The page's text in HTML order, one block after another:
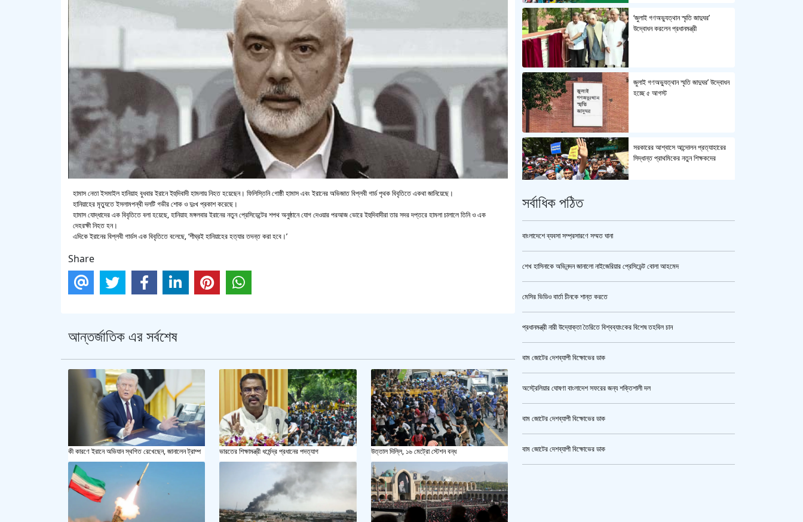
হামাস নেতা ইসমাইল হানিয়াহ বুধবার ইরানে ইহুদিবাদী হামলায় নিহত হয়েছেন। ফিলিস্তিনি গোষ্ঠী হামাস এবং ইরানের অভিজাত বিপ্লবী গার্ড পৃথক বিবৃতিতে একথা জানিয়েছে।
হানিয়াহের মৃত্যুতে ইসলামপন্থী দলটি গভীর শোক ও দুঃখ প্রকাশ করেছে।
হামাস যোদ্ধাদের এক বিবৃতিতে বলা হয়েছে, হানিয়াহ মঙ্গলবার ইরানের নতুন প্রেসিডেন্টের শপথ অনুষ্ঠানে যোগ দেওয়ার পরআজ ভোরে ইহুদিবাদীরা তার সদর দপ্তরে হামলা চালালে তিনি ও এক
দেহরক্ষী নিহত হন।
এদিকে ইরানের বিপ্লবী গার্ডস এক বিবৃতিতে বলেছে, ‘শীঘ্রই হানিয়াহের হত্যার তদন্ত করা হবে।’
Share
আন্তর্জাতিক এর সর্বশেষ
কী কারণে ইরানে অভিযান স্থগিত রেখেছেন, জানালেন ট্রাম্প ভারতের শিক্ষামন্ত্রী ধর্মেন্দ্র প্রধানের পদত্যাগ উত্তাল দিল্লি, ১৬ মেট্রো স্টেশন বন্ধ
‘জুলাই গণঅভ্যুত্থান স্মৃতি জাদুঘর’
উদ্বোধন করলেন প্রধানমন্ত্রী
জুলাই গণঅভ্যুত্থান স্মৃতি জাদুঘর’ উদ্বোধন
হচ্ছে ৫ আগস্ট
সরকারের আশ্বাসে আন্দোলন প্রত্যাহারের
সিদ্ধান্ত প্রাথমিকের নতুন শিক্ষকদের
লাঠিয়াল বাহিনী নয় : স্বরাষ্ট্রমন্ত্রী
ক্যামেরার টান আজও অটুট, মঞ্চ-সিনেমা
এসএসসি ও সমমানের পরীক্ষার ফলাফল ১০
সর্বাধিক পঠিত
বাংলাদেশে ব্যবসা সম্প্রসারণে সম্মত ঘানা
শেখ হাসিনাকে অভিনন্দন জানালো নাইজেরিয়ার প্রেসিডেন্ট বোলা আহমেদ
মেসির ভিডিও বার্তা চীনকে শান্ত করতে
প্রধানমন্ত্রী নারী উদ্যোক্তা তৈরিতে বিশ্বব্যাংকের বিশেষ তহবিল চান
বাম জোটের দেশব্যাপী বিক্ষোভের ডাক
অস্ট্রেলিয়ার ঘোষণা বাংলাদেশ সফরের জন্য শক্তিশালী দল
বাম জোটের দেশব্যাপী বিক্ষোভের ডাক
বাম জোটের দেশব্যাপী বিক্ষোভের ডাক